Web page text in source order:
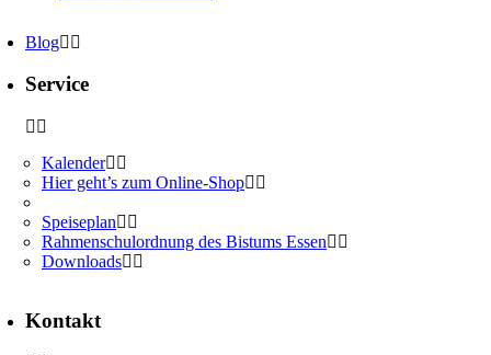
Blog
Service
Kalender
Hier geht’s zum Online-Shop
Speiseplan
Rahmenschulordnung des Bistums Essen
Downloads
Kontakt